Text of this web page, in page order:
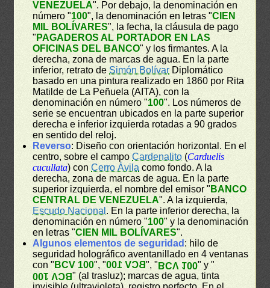
VENEZUELA". Por debajo, la denominación en
número "100", la denominación en letras "CIEN
MIL BOLÍVARES", la fecha, la cláusula de pago
" PAGADEROS AL PORTADOR EN LAS
OFICINAS DEL BANCO" y los firmantes. A la
derecha, zona de marcas de agua. En la parte
inferior, retrato deSimón Bolívar Diplomático
basado en una pintura realizado en 1860 por Rita
Matilde de La Peñuela (AITA), con la
denominación en número "100". Los números de
serie se encuentran ubicados en la parte superior
derecha e inferior izquierda rotadas a 90 grados
en sentido del reloj.
Reverso: Diseño con orientación horizontal. En el
centro, sobre el campoCardenalito (Carduelis
cucullata) conCerro Ávila como fondo. A la
derecha, zona de marcas de agua. En la parte
superior izquierda, el nombre del emisor " BANCO
CENTRAL DE VENEZUELA". A la izquierda,
Escudo Nacional . En la parte inferior derecha, la
denominación en número "100" y la denominación
en letras "CIEN MIL BOLÍVARES".
Algunos elementos de seguridad : hilo de
seguridad holográfico aventanillado en 4 ventanas
con " BCV 100", "BCV 100", "BCV 100" y "
BCV 100" (al trasluz); marcas de agua, tinta